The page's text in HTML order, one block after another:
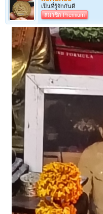
เป็นที่รู้จักกันดี
สมาชิก Premium